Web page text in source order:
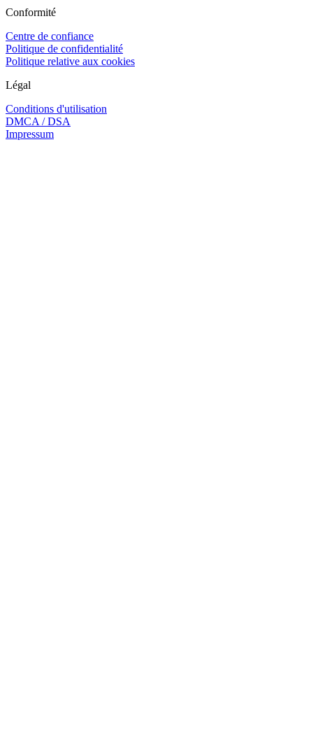
Conformité
Centre de confiance
Politique de confidentialité
Politique relative aux cookies
Légal
Conditions d'utilisation
DMCA / DSA
Impressum